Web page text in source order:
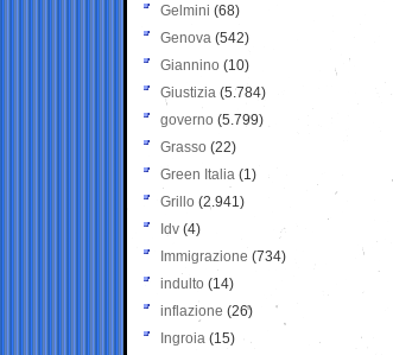
Gelmini (68)
Genova (542)
Giannino (10)
Giustizia (5.784)
governo (5.799)
Grasso (22)
Green Italia (1)
Grillo (2.941)
Idv (4)
Immigrazione (734)
indulto (14)
inflazione (26)
Ingroia (15)